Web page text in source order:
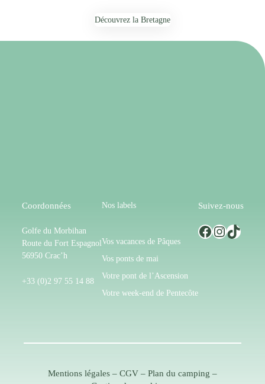
Découvrez la Bretagne
Coordonnées
Golfe du Morbihan
Route du Fort Espagnol
56950 Crac’h
+33 (0)2 97 55 14 88
Nos labels
Vos vacances de Pâques
Vos ponts de mai
Votre pont de l’Ascension
Votre week-end de Pentecôte
Suivez-nous
Facebook InstagramTikTok
Mentions légales – CGV – Plan du camping –